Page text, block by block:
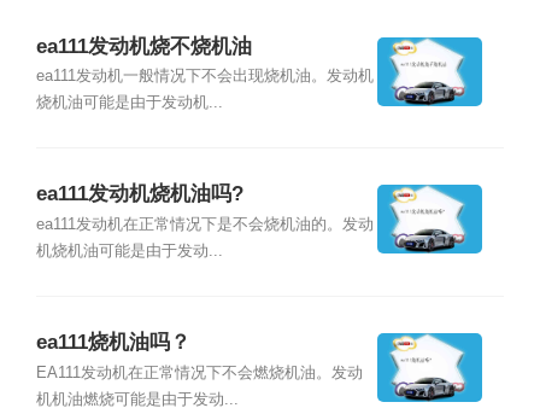
ea111发动机烧不烧机油
ea111发动机一般情况下不会出现烧机油。发动机
烧机油可能是由于发动机...
ea111发动机烧机油吗?
ea111发动机在正常情况下是不会烧机油的。发动
机烧机油可能是由于发动...
ea111烧机油吗？
EA111发动机在正常情况下不会燃烧机油。发动
机机油燃烧可能是由于发动...